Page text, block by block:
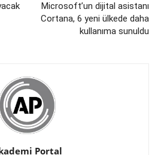
Microsoft’un dijital asistanı
Cortana, 6 yeni ülkede daha
kullanıma sunuldu
Portal